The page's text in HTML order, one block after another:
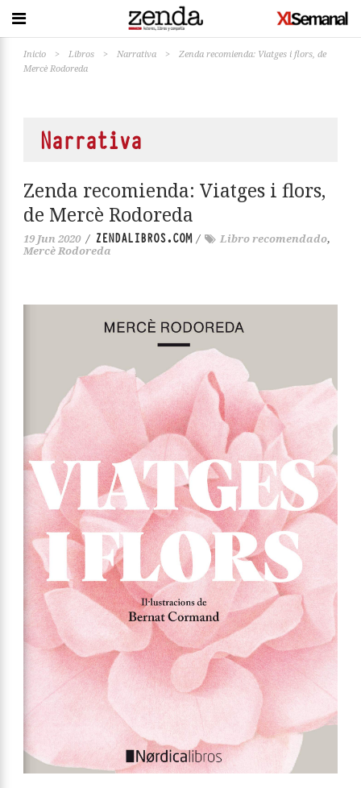
Inicio > Libros > Narrativa >
Zenda recomienda: Viatges i flors, de
Mercè Rodoreda
Narrativa
Zenda recomienda: Viatges i flors,
de Mercè Rodoreda
19 Jun 2020 / ZENDALIBROS.COM/ Libro recomendado,
Mercè Rodoreda